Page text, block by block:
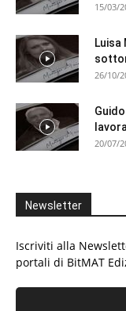
15/03/
26/10/
20/07/
Newsletter
Iscriviti alla
portali di BitMAT